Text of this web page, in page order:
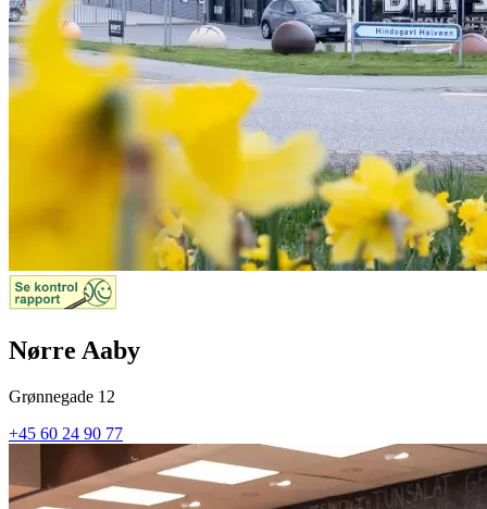
Nørre Aaby
Grønnegade 12
+45 60 24 90 77